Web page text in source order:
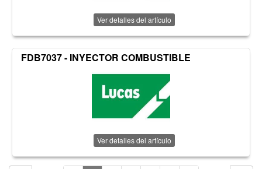
Ver detalles del artículo
FDB7037 - INYECTOR COMBUSTIBLE
Ver detalles del artículo